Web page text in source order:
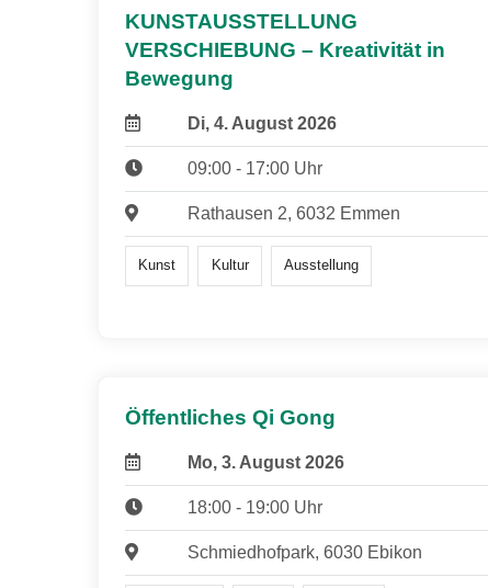
KUNSTAUSSTELLUNG
VERSCHIEBUNG – Kreativität in
Bewegung
Di, 4. August 2026
09:00 - 17:00 Uhr
Rathausen 2, 6032 Emmen
Kunst Kultur Ausstellung
Öffentliches Qi Gong
Mo, 3. August 2026
18:00 - 19:00 Uhr
Schmiedhofpark, 6030 Ebikon